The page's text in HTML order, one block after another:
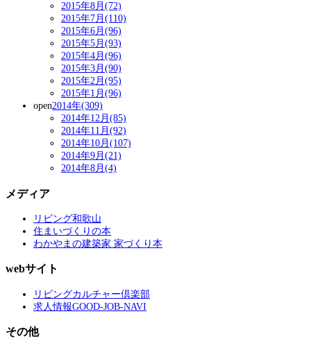
2015年8月(72)
2015年7月(110)
2015年6月(96)
2015年5月(93)
2015年4月(96)
2015年3月(90)
2015年2月(95)
2015年1月(96)
open2014年(309)
2014年12月(85)
2014年11月(92)
2014年10月(107)
2014年9月(21)
2014年8月(4)
メディア
リビング和歌山
住まいづくりの本
わかやまの建築家 家づくり本
webサイト
リビングカルチャー倶楽部
求人情報GOOD-JOB-NAVI
その他